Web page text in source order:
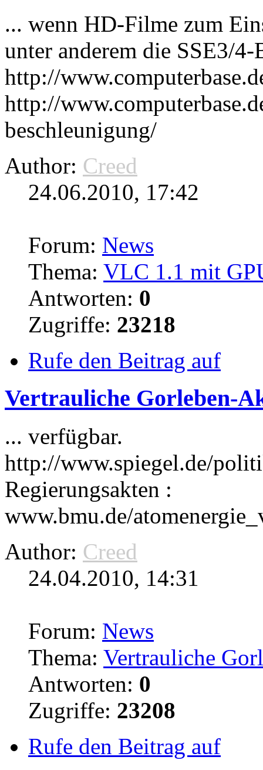
... wenn HD-Filme zum
unter anderem die SSE3/
http://
http://
beschleunigung/
Author: Creed
24.06.2010, 17:42
Forum: News
Thema: VLC 1.1 mit
Antworten: 0
Zugriffe: 23218
Rufe den Beitrag auf
Vertrauliche Gorleben-
... verfügbar.
http://www.spiegel.de/
Regierungsakten :
www.bmu.de/
Author: Creed
24.04.2010, 14:31
Forum: News
Thema: Vertrauliche
Antworten: 0
Zugriffe: 23208
Rufe den Beitrag auf